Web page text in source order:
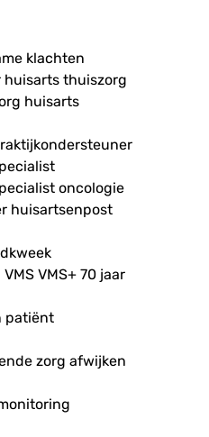
klachten
huisarts thuiszorg
huisarts
oncologie
huisartsenpost
VMS+ 70 jaar
patiënt
zorg afwijken